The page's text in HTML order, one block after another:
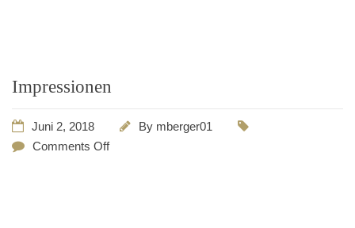
Impressionen
Juni 2, 2018 By mberger01
Comments Off